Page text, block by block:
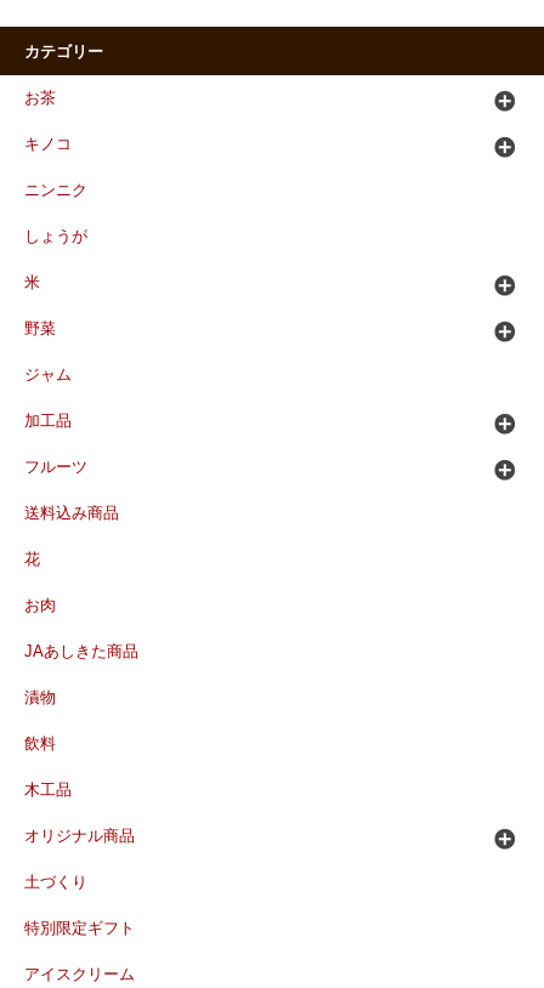
カテゴリー
お茶
キノコ
ニンニク
しょうが
米
野菜
ジャム
加工品
フルーツ
送料込み商品
花
お肉
JAあしきた商品
漬物
飲料
木工品
オリジナル商品
土づくり
特別限定ギフト
アイスクリーム